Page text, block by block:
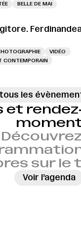
BELLE DE MAI
VIDÉO
CONTEMPORAIN
les
et
sur le
Voir l’agenda